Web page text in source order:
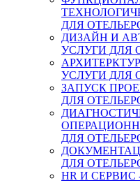
ДЛЯ
ДИЗАЙН И
УСЛУГИ ДЛЯ
УСЛУГИ ДЛЯ
ЗАПУСК
ДЛЯ
ДЛЯ
ДЛЯ
HR И